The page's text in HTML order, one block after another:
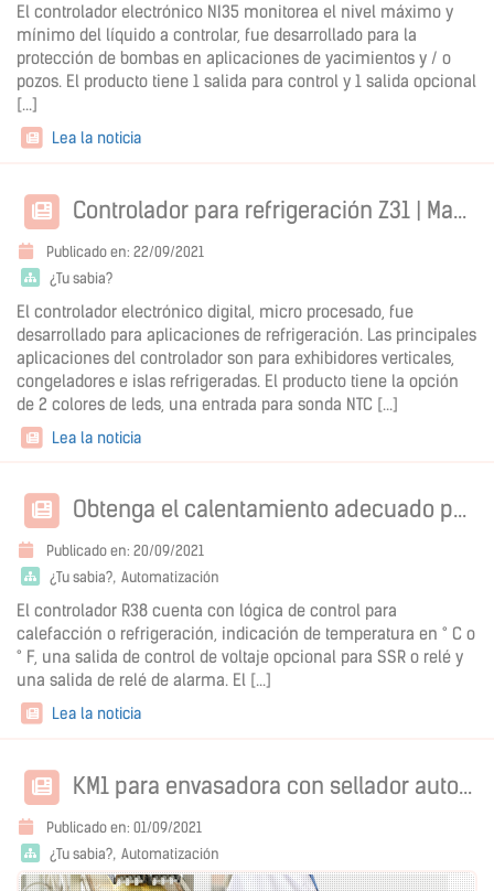
El controlador electrónico NI35 monitorea el nivel máximo y
mínimo del líquido a controlar, fue desarrollado para la
protección de bombas en aplicaciones de yacimientos y / o
pozos. El producto tiene 1 salida para control y 1 salida opcional
[...]
Lea la noticia
Controlador para refrigeración Z31 | Mantenga su producto bien refrigerado
Publicado en: 22/09/2021
¿Tu sabia?
El controlador electrónico digital, micro procesado, fue
desarrollado para aplicaciones de refrigeración. Las principales
aplicaciones del controlador son para exhibidores verticales,
congeladores e islas refrigeradas. El producto tiene la opción
de 2 colores de leds, una entrada para sonda NTC [...]
Lea la noticia
Obtenga el calentamiento adecuado para sus productos con el controlador de temperatura R38
Publicado en: 20/09/2021
¿Tu sabia? Automatización
El controlador R38 cuenta con lógica de control para
calefacción o refrigeración, indicación de temperatura en ° C o
° F, una salida de control de voltaje opcional para SSR o relé y
una salida de relé de alarma. El [...]
Lea la noticia
KM1 para envasadora con sellador automático
Publicado en: 01/09/2021
¿Tu sabia? Automatización